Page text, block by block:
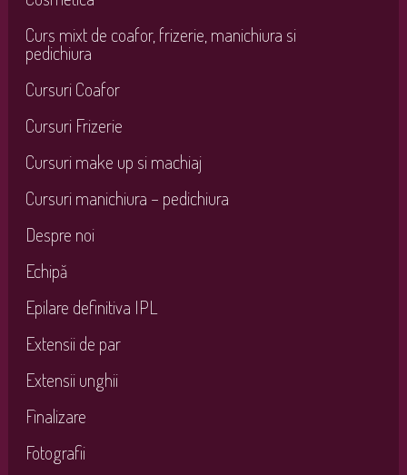
Curs mixt de coafor, frizerie, manichiura si
pedichiura
Cursuri Coafor
Cursuri Frizerie
Cursuri make up si machiaj
Cursuri manichiura – pedichiura
Despre noi
Echipă
Epilare definitiva IPL
Extensii de par
Extensii unghii
Finalizare
Fotografii